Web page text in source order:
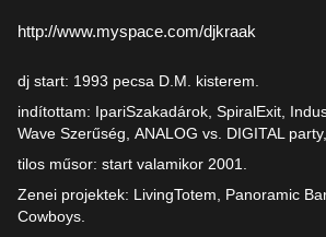
http://www.myspace.com/djkraak
dj start: 1993 pecsa D.M. kisterem.
indítottam: IpariSzakadárok, SpiralExit,
Wave Szerűség, ANALOG vs. DIGITAL
tilos műsor: start valamikor 2001.
Zenei projektek: LivingTotem, Panoramic
Cowboys.